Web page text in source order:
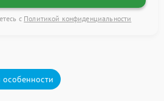
с Политикой конфиденциальности